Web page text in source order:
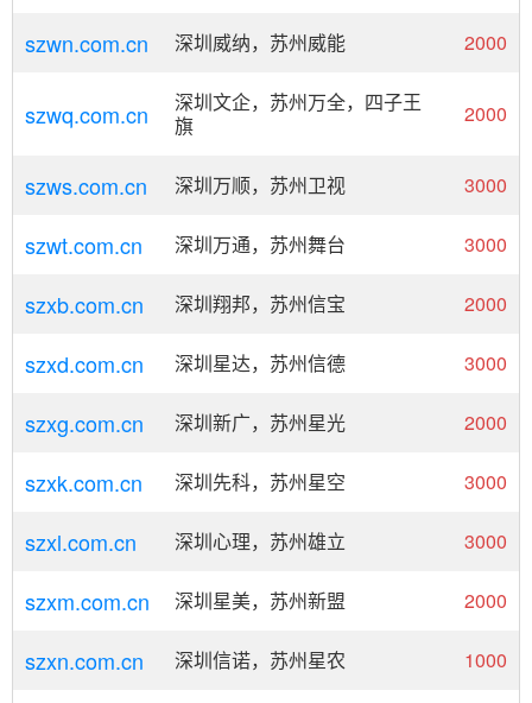
szwn.com.cn 深圳威纳，苏州威能 2000
szwq.com.cn
深圳文企，苏州万全，四子王
旗
2000
szws.com.cn 深圳万顺，苏州卫视 3000
szwt.com.cn 深圳万通，苏州舞台 3000
szxb.com.cn 深圳翔邦，苏州信宝 2000
szxd.com.cn 深圳星达，苏州信德 3000
szxg.com.cn 深圳新广，苏州星光 2000
szxk.com.cn 深圳先科，苏州星空 3000
szxl.com.cn 深圳心理，苏州雄立 3000
szxm.com.cn 深圳星美，苏州新盟 2000
szxn.com.cn 深圳信诺，苏州星农 1000